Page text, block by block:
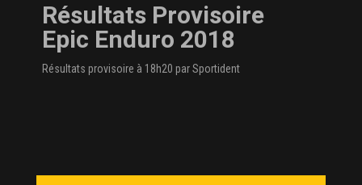
Résultats Provisoire
Epic Enduro 2018
Résultats provisoire à 18h20 par Sportident